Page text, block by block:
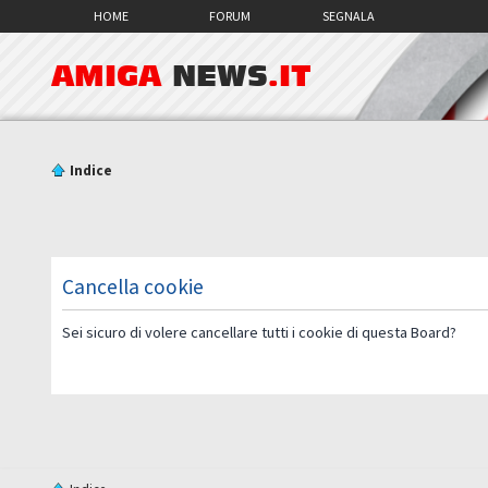
HOME FORUM SEGNALA
AMIGA NEWS.IT
Indice
Cancella cookie
Sei sicuro di volere cancellare tutti i cookie di questa Board?